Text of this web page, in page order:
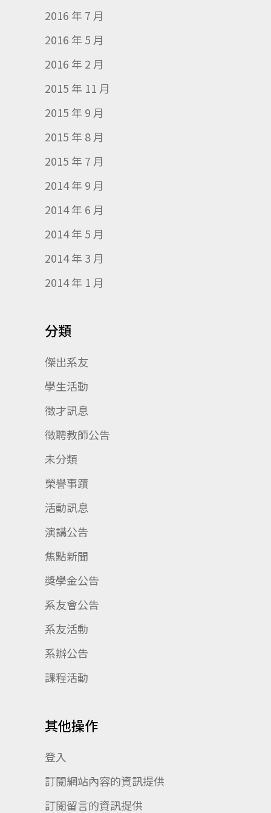
2016 年 7 月
2016 年 5 月
2016 年 2 月
2015 年 11 月
2015 年 9 月
2015 年 8 月
2015 年 7 月
2014 年 9 月
2014 年 6 月
2014 年 5 月
2014 年 3 月
2014 年 1 月
分類
傑出系友
學生活動
徵才訊息
徵聘教師公告
未分類
榮譽事蹟
活動訊息
演講公告
焦點新聞
獎學金公告
系友會公告
系友活動
系辦公告
課程活動
其他操作
登入
訂閱網站內容的資訊提供
訂閱留言的資訊提供